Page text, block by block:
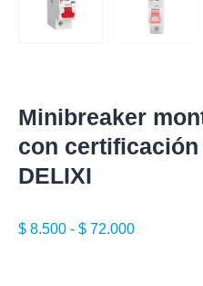
Minibreaker
con certificación
DELIXI
$ 8.500 - $ 72.000